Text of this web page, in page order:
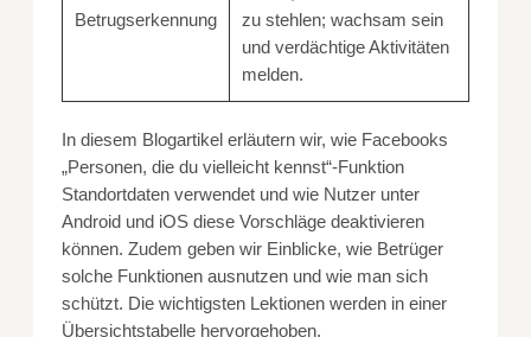
Betrugserkennung
zu stehlen; wachsam sein
und verdächtige Aktivitäten
melden.
In diesem Blogartikel erläutern wir, wie Facebooks
„Personen, die du vielleicht kennst“-Funktion
Standortdaten verwendet und wie Nutzer unter
Android und iOS diese Vorschläge deaktivieren
können. Zudem geben wir Einblicke, wie Betrüger
solche Funktionen ausnutzen und wie man sich
schützt. Die wichtigsten Lektionen werden in einer
Übersichtstabelle hervorgehoben.